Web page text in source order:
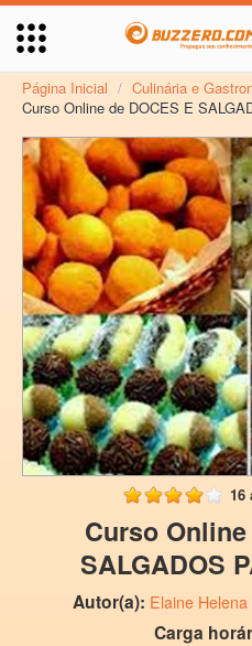
Página Inicial / Culinária e
Curso Online de DOCES E
16
Curso
SALGADOS
Autor(a): Elaine
Carga